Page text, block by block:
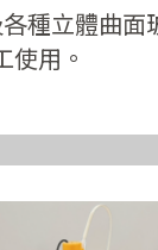
種立體曲
用。